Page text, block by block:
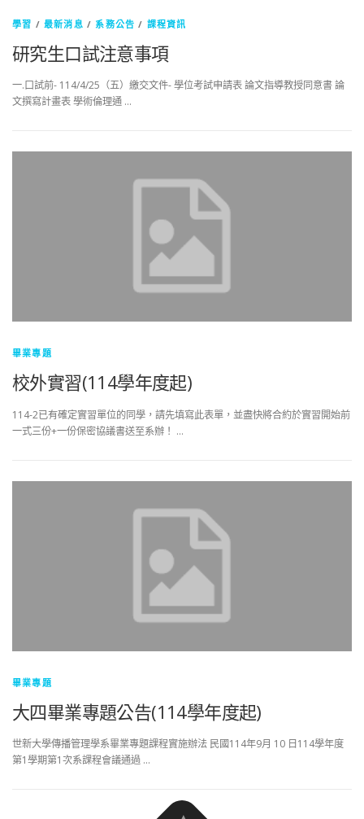
學習 /最新消息 /系務公告 / 課程資訊
研究生口試注意事項
一.口試前- 114/4/25（五）繳交文件- 學位考試申請表 論文指導教授同意書 論
文撰寫計畫表 學術倫理通 …
畢業專題
校外實習(114學年度起)
114-2已有確定實習單位的同學，請先填寫此表單，並盡快將合約於實習開始前
一式三份+一份保密協議書送至系辦！ …
畢業專題
大四畢業專題公告(114學年度起)
世新大學傳播管理學系畢業專題課程實施辦法 民國114年9月 10 日114學年度
第1學期第1次系課程會議通過 …